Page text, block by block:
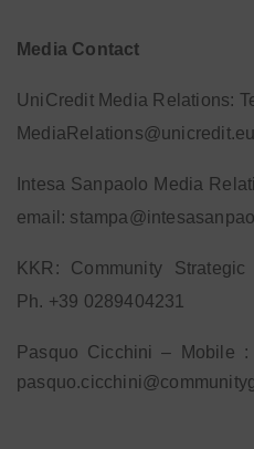
Media Contact
UniCredit Media Relations:
MediaRelations@unicredit.eu
Intesa Sanpaolo Media
email:
KKR: Community
Ph. +39 0289404231
Pasquo Cicchini – Mobile